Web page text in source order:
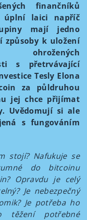
finančníků
úplní laici napříč
mají jedno
způsoby k uložení
ohrožených
s přetrvávající
Tesly Elona
za půldruhou
jej chce přijímat
Uvědomují si ale
s fungováním
stojí? Nafukuje se
do bitcoinu
Opravdu je celý
Je nebezpečný
Je potřeba ho
potřebné